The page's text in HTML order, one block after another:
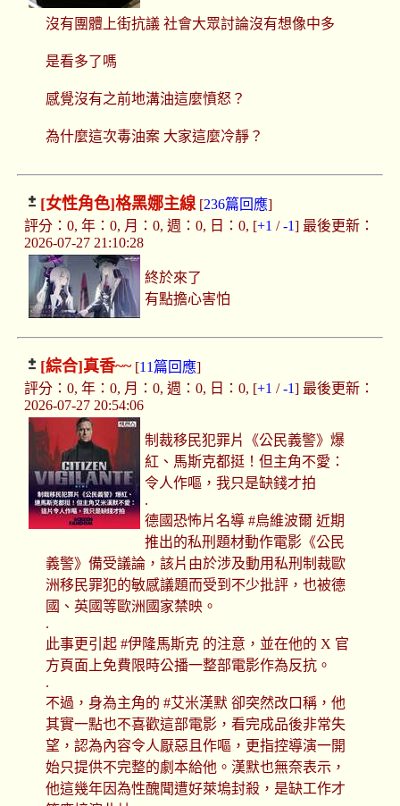
沒有團體上街抗議 社會大眾討論沒有想像中多
是看多了嗎
感覺沒有之前地溝油這麼憤怒？
為什麼這次毒油案 大家這麼冷靜？
[女性角色]格黑娜主線[236篇回應]
評分：0, 年：0, 月：0, 週：0, 日：0, [+1 /-1] 最後更新：
2026-07-27 21:10:28
終於來了
有點擔心害怕
[綜合]真香~~[11篇回應]
評分：0, 年：0, 月：0, 週：0, 日：0, [+1 /-1] 最後更新：
2026-07-27 20:54:06
制裁移民犯罪片《公民義警》爆
紅、馬斯克都挺！但主角不愛：
令人作嘔，我只是缺錢才拍
.
德國恐怖片名導 #烏維波爾 近期
推出的私刑題材動作電影《公民
義警》備受議論，該片由於涉及動用私刑制裁歐
洲移民罪犯的敏感議題而受到不少批評，也被德
國、英國等歐洲國家禁映。
.
此事更引起 #伊隆馬斯克 的注意，並在他的 X 官
方頁面上免費限時公播一整部電影作為反抗。
.
不過，身為主角的 #艾米漢默 卻突然改口稱，他
其實一點也不喜歡這部電影，看完成品後非常失
望，認為內容令人厭惡且作嘔，更指控導演一開
始只提供不完整的劇本給他。漢默也無奈表示，
他這幾年因為性醜聞遭好萊塢封殺，是缺工作才